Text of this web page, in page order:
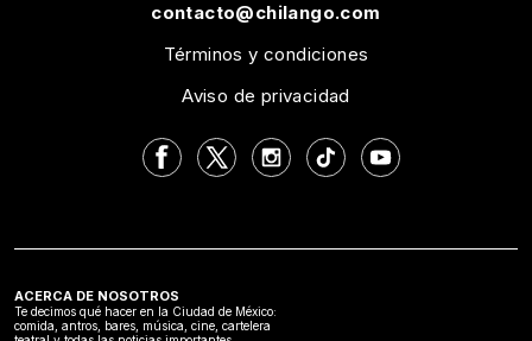
contacto@chilango.com
Términos y condiciones
Aviso de privacidad
ACERCA DE NOSOTROS
Te decimos qué hacer en la Ciudad de México:
comida, antros, bares, música, cine, cartelera